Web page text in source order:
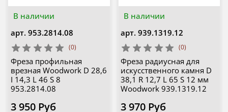
В наличии
арт. 953.2814.08
(0)
Фреза профильная
врезная Woodwork D 28,6
I 14,3 L 46 S 8
953.2814.08
3 950 Руб
В наличии
арт. 939.1319.12
(0)
Фреза радиусная для
искусственного камня D
38,1 R 12,7 L 65 S 12 мм
Woodwork 939.1319.12
3 970 Руб